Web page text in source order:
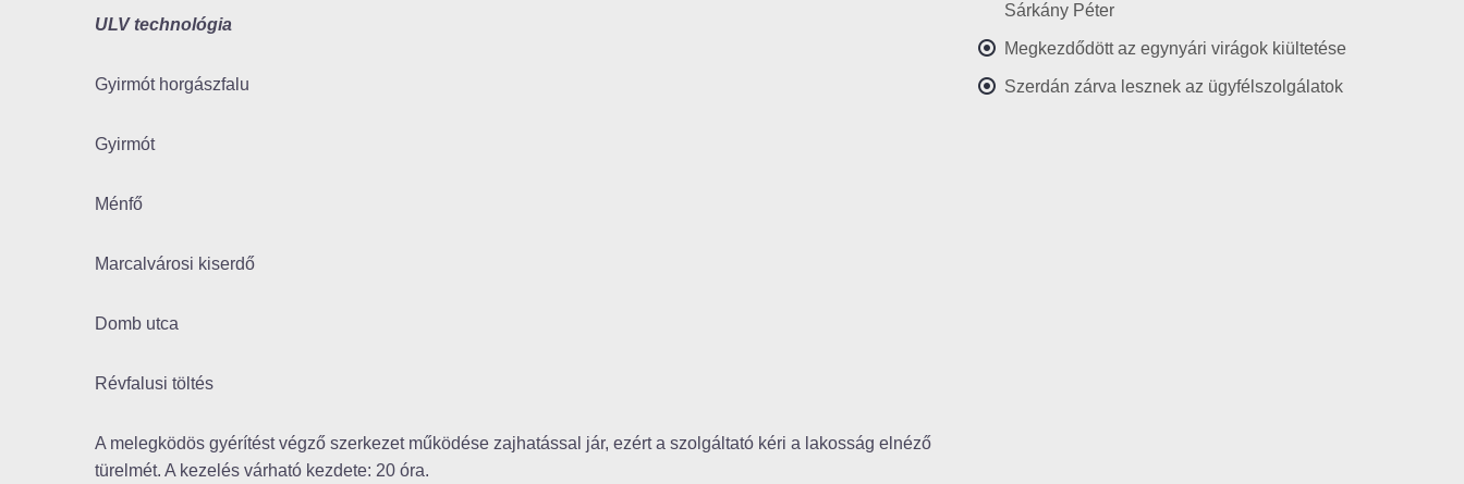
ULV technológia
Gyirmót horgászfalu
Gyirmót
Ménfő
Marcalvárosi kiserdő
Domb utca
Révfalusi töltés
A melegködös gyérítést végző szerkezet működése zajhatással jár, ezért a szolgáltató kéri a lakosság elnéző
türelmét. A kezelés várható kezdete: 20 óra.
Sárkány Péter
Megkezdődött az egynyári virágok kiültetése
Szerdán zárva lesznek az ügyfélszolgálatok